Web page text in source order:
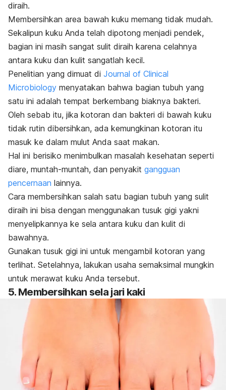
diraih.
Membersihkan area bawah kuku memang tidak mudah.
Sekalipun kuku Anda telah dipotong menjadi pendek,
bagian ini masih sangat sulit diraih karena celahnya
antara kuku dan kulit sangatlah kecil.
Penelitian yang dimuat di Journal of Clinical
Microbiology menyatakan bahwa bagian tubuh yang
satu ini adalah tempat berkembang biaknya bakteri.
Oleh sebab itu, jika kotoran dan bakteri di bawah kuku
tidak rutin dibersihkan, ada kemungkinan kotoran itu
masuk ke dalam mulut Anda saat makan.
Hal ini berisiko menimbulkan masalah kesehatan seperti
diare, muntah-muntah, dan penyakit gangguan
pencernaan lainnya.
Cara membersihkan salah satu bagian tubuh yang sulit
diraih ini bisa dengan menggunakan tusuk gigi yakni
menyelipkannya ke sela antara kuku dan kulit di
bawahnya.
Gunakan tusuk gigi ini untuk mengambil kotoran yang
terlihat. Setelahnya, lakukan usaha semaksimal mungkin
untuk merawat kuku Anda tersebut.
5. Membersihkan sela jari kaki